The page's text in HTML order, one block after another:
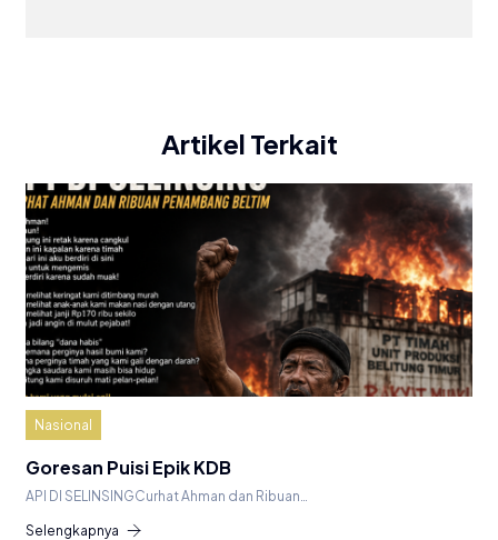
Artikel Terkait
Nasional
Goresan Puisi Epik KDB
API DI SELINSINGCurhat Ahman dan Ribuan…
Selengkapnya